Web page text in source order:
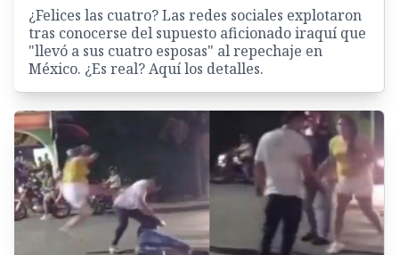
¿Felices las cuatro? Las redes sociales explotaron
tras conocerse del supuesto aficionado iraquí que
"llevó a sus cuatro esposas" al repechaje en
México. ¿Es real? Aquí los detalles.